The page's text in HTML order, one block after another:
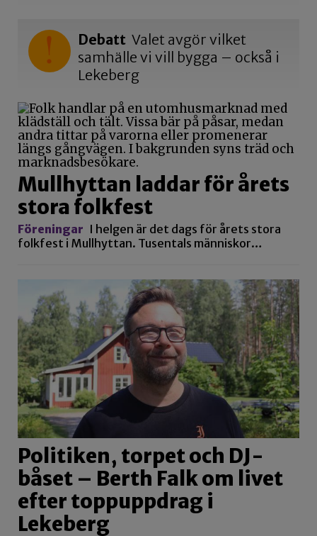
Debatt Valet avgör vilket
samhälle vi vill bygga – också i
Lekeberg
Mullhyttan laddar för årets
stora folkfest
Föreningar I helgen är det dags för årets stora
folkfest i Mullhyttan. Tusentals människor…
Politiken, torpet och DJ-
båset – Berth Falk om livet
efter toppuppdrag i
Lekeberg